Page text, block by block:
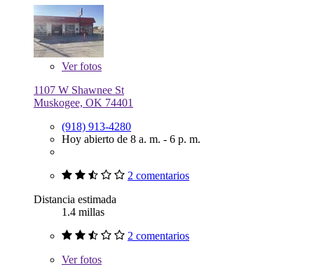
Verfotos
1107 W Shawnee St
Muskogee, OK 74401
(918) 913-4280
Hoy abierto de 8 a. m. - 6 p. m.
2 comentarios
Distancia estimada
1.4 millas
2 comentarios
Verfotos